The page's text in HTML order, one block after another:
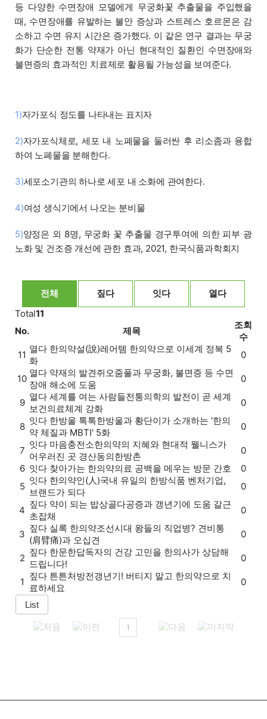
등 다양한 수면장애 모델에게 무궁화꽃 추출물을 주입했을
때, 수면장애를 유발하는 불안 증상과 스트레스 호르몬은 감
소하고 수면 유지 시간은 증가했다. 이 같은 연구 결과는 무궁
화가 단순한 전통 약재가 아닌 현대적인 질환인 수면장애와
불면증의 효과적인 치료제로 활용될 가능성을 보여준다.
1)자가포식 정도를 나타내는 표지자
2)자가포식체로, 세포 내 노폐물을 둘러싼 후 리소좀과 융합
하여 노폐물을 분해한다.
3)세포소기관의 하나로 세포 내 소화에 관여한다.
4)여성 생식기에서 나오는 분비물
5)양정은 외 8명, 무궁화 꽃 추출물 경구투여에 의한 피부 광
노화 및 건조증 개선에 관한 효과, 2021, 한국식품과학회지
전체 짚다 잇다 열다
Total11
No.
제목
조회
수
11
열다 한의약설(說)레어템 한의약으로 이세계 정복 5
화
0
10
열다 약재의 발견쥐오줌풀과 무궁화, 불면증 등 수면
장애 해소에 도움
0
9
열다 세계를 여는 사람들전통의학의 발전이 곧 세계
보건의료체계 강화
0
8
잇다 한방울 톡톡한방울과 황단이가 소개하는 '한의
약 체질과 MBTI' 5화
0
7
잇다 마음충전소한의약의 지혜와 현대적 웰니스가
어우러진 곳 경산동의한방촌
0
6 잇다 찾아가는 한의약의료 공백을 메우는 방문 간호
0
5
잇다 한의약인(人)국내 유일의 한방식품 벤처기업,
브랜드가 되다
0
4
짚다 약이 되는 밥상골다공증과 갱년기에 도움 갈근
초잡채
0
3
짚다 실록 한의약조선시대 왕들의 직업병? 견비통
(肩臂痛)과 오십견
0
2
짚다 한문한답독자의 건강 고민을 한의사가 상담해
드립니다!
0
1
짚다 튼튼처방전갱년기! 버티지 말고 한의약으로 치
료하세요
0
1